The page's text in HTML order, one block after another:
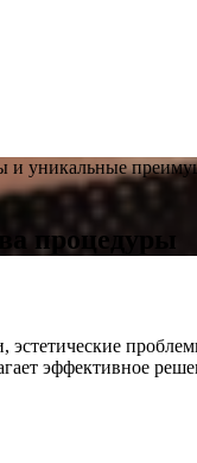
и уникальные
процедуры
эффективное